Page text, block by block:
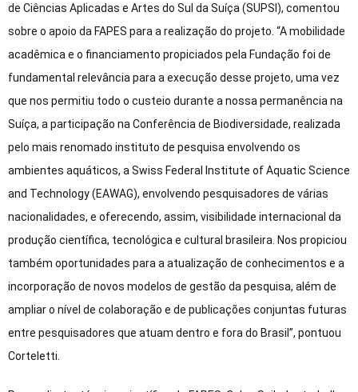
de Ciências Aplicadas e Artes do Sul da Suíça (SUPSI), comentou
sobre o apoio da FAPES para a realização do projeto. “A mobilidade
acadêmica e o financiamento propiciados pela Fundação foi de
fundamental relevância para a execução desse projeto, uma vez
que nos permitiu todo o custeio durante a nossa permanência na
Suíça, a participação na Conferência de Biodiversidade, realizada
pelo mais renomado instituto de pesquisa envolvendo os
ambientes aquáticos, a Swiss Federal Institute of Aquatic Science
and Technology (EAWAG), envolvendo pesquisadores de várias
nacionalidades, e oferecendo, assim, visibilidade internacional da
produção científica, tecnológica e cultural brasileira. Nos propiciou
também oportunidades para a atualização de conhecimentos e a
incorporação de novos modelos de gestão da pesquisa, além de
ampliar o nível de colaboração e de publicações conjuntas futuras
entre pesquisadores que atuam dentro e fora do Brasil”, pontuou
Corteletti.